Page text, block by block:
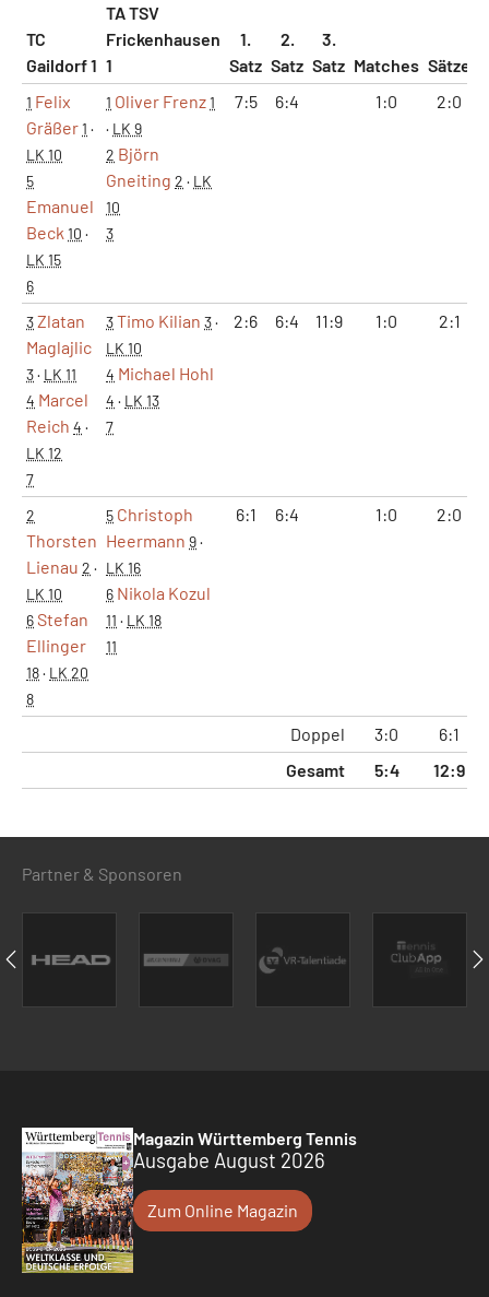
TC
Gaildorf 1
TA TSV
Frickenhausen
1
1.
Satz
2.
Satz
3.
Satz Matches Sätze
1 Felix
Gräßer1 ·
LK 10
5
Emanuel
Beck 10 ·
LK 15
6
1 Oliver Frenz1
· LK 9
2 Björn
Gneiting 2 · LK
10
3
7:5 6:4 1:0 2:0
3Zlatan
Maglajlic
3· LK 11
4 Marcel
Reich 4 ·
LK 12
7
3Timo Kilian 3·
LK 10
4 Michael Hohl
4 · LK 13
7
2:6 6:4 11:9 1:0 2:1
2
Thorsten
Lienau 2 ·
LK 10
6Stefan
Ellinger
18· LK 20
8
5 Christoph
Heermann 9·
LK 16
6 Nikola Kozul
11 · LK 18
11
6:1 6:4 1:0 2:0
Doppel 3:0 6:1
Gesamt
5:4 12:9
Partner & Sponsoren
Magazin Württemberg Tennis
Ausgabe August 2026
Zum Online Magazin